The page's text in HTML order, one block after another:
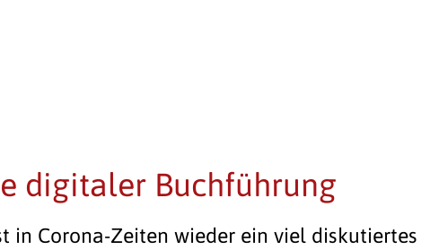
digitaler Buchführung
in Corona-Zeiten wieder ein viel diskutiertes